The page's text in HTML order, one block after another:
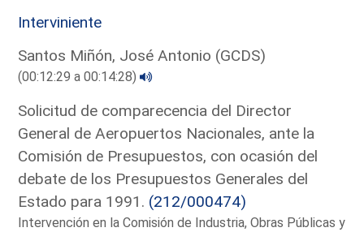
Interviniente
Santos Miñón, José Antonio (GCDS)
(00:12:29 a 00:14:28)
Solicitud de comparecencia del Director
General de Aeropuertos Nacionales, ante la
Comisión de Presupuestos, con ocasión del
debate de los Presupuestos Generales del
Estado para 1991. (212/000474)
Intervención en la Comisión de Industria, Obras Públicas y